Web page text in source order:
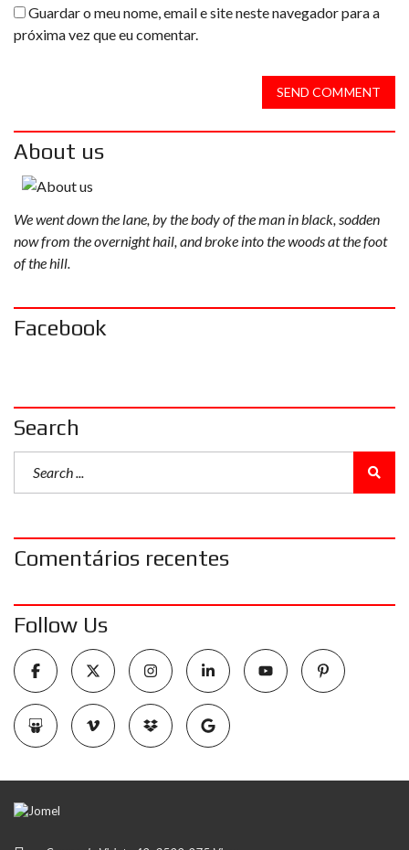
Guardar o meu nome, email e site neste navegador para a
próxima vez que eu comentar.
SEND COMMENT
About us
We went down the lane, by the body of the man in black, sodden
now from the overnight hail, and broke into the woods at the foot
of the hill.
Facebook
Search
Comentários recentes
Follow Us